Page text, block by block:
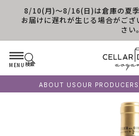
コンテンツに進む
8/10(月)～8/16(日)は倉庫の夏
お届けに遅れが生じる場合がご
さい。
MENU 検索
ABOUT US OUR PRODUCERS